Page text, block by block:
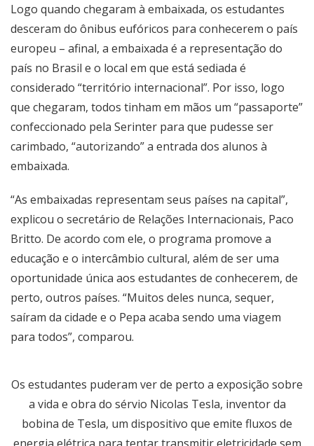
Logo quando chegaram à embaixada, os estudantes
desceram do ônibus eufóricos para conhecerem o país
europeu – afinal, a embaixada é a representação do
país no Brasil e o local em que está sediada é
considerado “território internacional”. Por isso, logo
que chegaram, todos tinham em mãos um “passaporte”
confeccionado pela Serinter para que pudesse ser
carimbado, “autorizando” a entrada dos alunos à
embaixada.
“As embaixadas representam seus países na capital”,
explicou o secretário de Relações Internacionais, Paco
Britto. De acordo com ele, o programa promove a
educação e o intercâmbio cultural, além de ser uma
oportunidade única aos estudantes de conhecerem, de
perto, outros países. “Muitos deles nunca, sequer,
saíram da cidade e o Pepa acaba sendo uma viagem
para todos”, comparou.
Os estudantes puderam ver de perto a exposição sobre
a vida e obra do sérvio Nicolas Tesla, inventor da
bobina de Tesla, um dispositivo que emite fluxos de
energia elétrica para tentar transmitir eletricidade sem